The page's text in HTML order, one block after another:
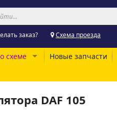
заказ? Схема проезда
схеме Новые запчасти
DAF 105